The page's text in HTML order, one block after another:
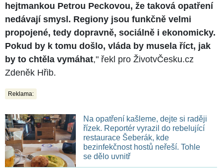
hejtmankou Petrou Peckovou, že taková opatření
nedávají smysl. Regiony jsou funkčně velmi
propojené, tedy dopravně, sociálně i ekonomicky.
Pokud by k tomu došlo, vláda by musela říct, jak
by to chtěla vymáhat," řekl pro ŽivotvČesku.cz
Zdeněk Hřib.
Reklama:
Na opatření kašleme, dejte si raději
řízek. Reportér vyrazil do rebelující
restaurace Šeberák, kde
bezinfekčnost hostů neřeší. Tohle
se dělo uvnitř